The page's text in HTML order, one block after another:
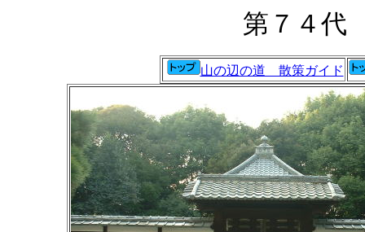
第７４代
山の辺の道 散策ガイド